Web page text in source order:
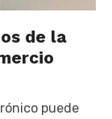
de la
puede